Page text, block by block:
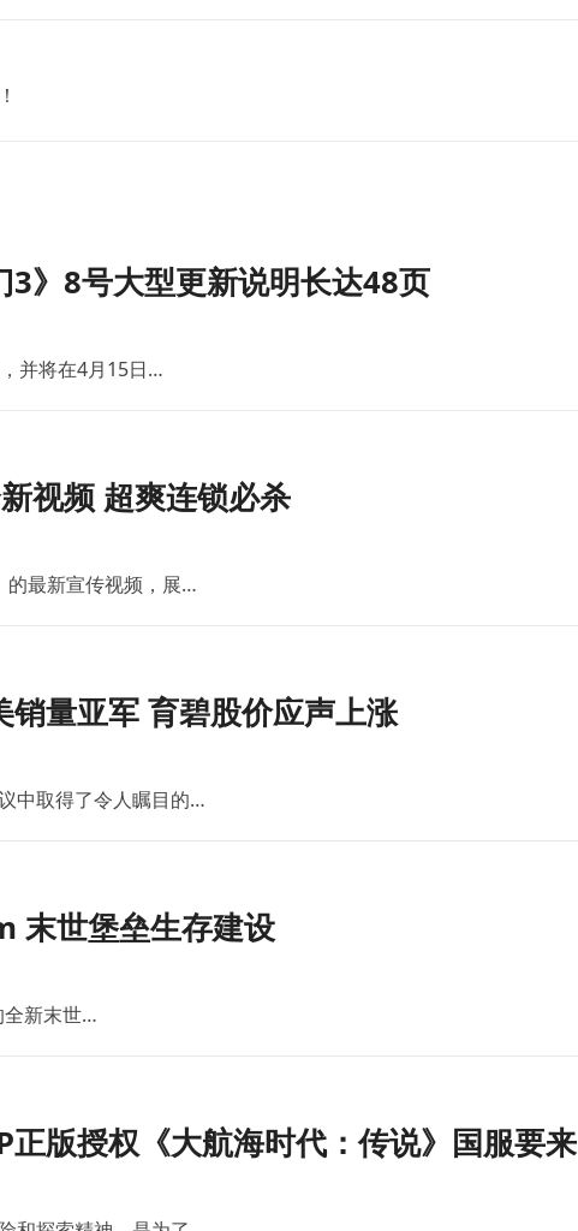
3》8号大型更新说明长达48页
并将在4月15日…
视频 超爽连锁必杀
的最新宣传视频，展…
销量亚军 育碧股价应声上涨
中取得了令人瞩目的…
末世堡垒生存建设
全新末世…
版授权《大航海时代：传说》国服要来